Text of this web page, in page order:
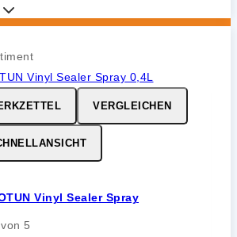
VERGLEICHEN
Vinyl Sealer Spray
von 5